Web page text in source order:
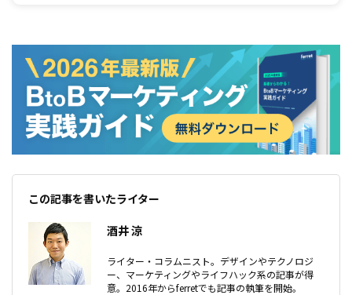
も確保したいなら仕事は早く終わらせなければなりません。そこで今回は、時
間管理を習慣化させるChrome拡張機能を7つ紹介します。残業をせずとも定
時に帰れるようにしたいという方
この記事を書いたライター
酒井 涼
ライター・コラムニスト。デザインやテクノロジ
ー、マーケティングやライフハック系の記事が得
意。2016年からferretでも記事の執筆を開始。